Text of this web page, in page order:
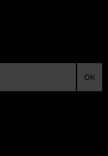
OK